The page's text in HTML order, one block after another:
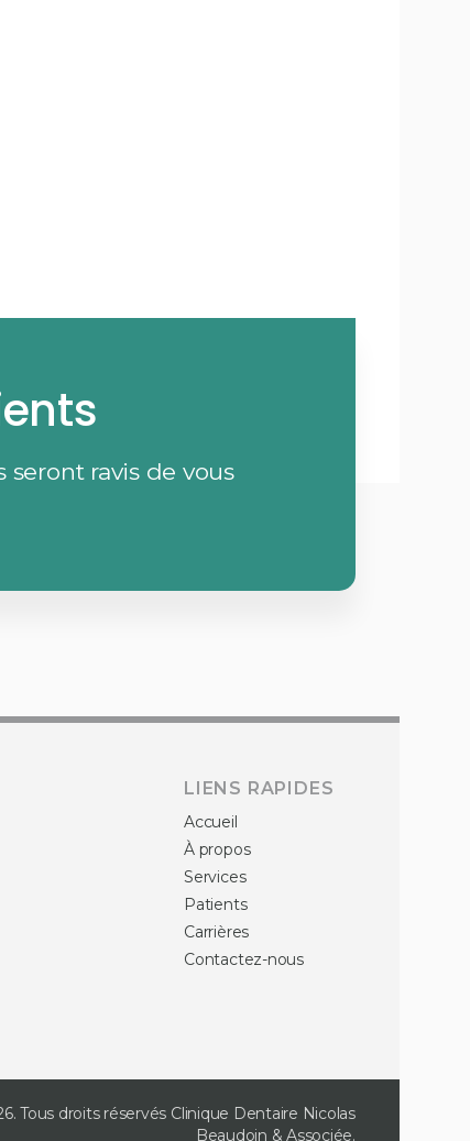
ravis de vous
LIENS RAPIDES
Accueil
À propos
Services
Patients
Carrières
Contactez-nous
Tous droits réservés Clinique Dentaire Nicolas
Beaudoin & Associée.